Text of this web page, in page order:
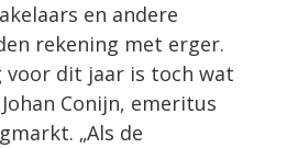
en andere
rekening met erger.
voor dit jaar is toch wat
Conijn, emeritus
„Als de